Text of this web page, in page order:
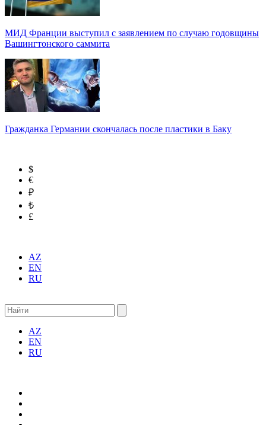
МИД Франции выступил с заявлением по случаю годовщины
Вашингтонского саммита
Гражданка Германии скончалась после пластики в Баку
$
€
₽
₺
£
AZ
EN
RU
AZ
EN
RU